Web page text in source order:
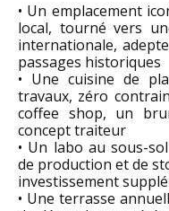
• Un emplacement
local, tourné vers
internationale,
passages historiques
• Une cuisine de
travaux, zéro
coffee shop, un
concept traiteur
• Un labo au sous-
de production et de
investissement
• Une terrasse